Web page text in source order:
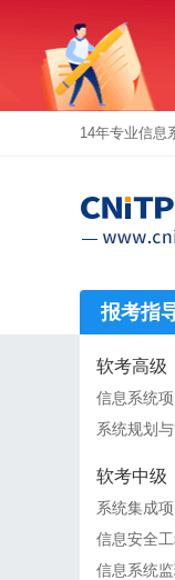
14年专业信息
报考指
软考高级
信息系统
系统规划
软考中级
系统集成
信息安全
信息系统